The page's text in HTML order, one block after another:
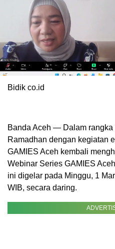
Bidik co.id
Banda Aceh — Dalam
Ramadhan dengan kegiatan
GAMIES Aceh kembali
Webinar Series GAMIES
ini digelar pada Minggu, 1
WIB, secara daring.